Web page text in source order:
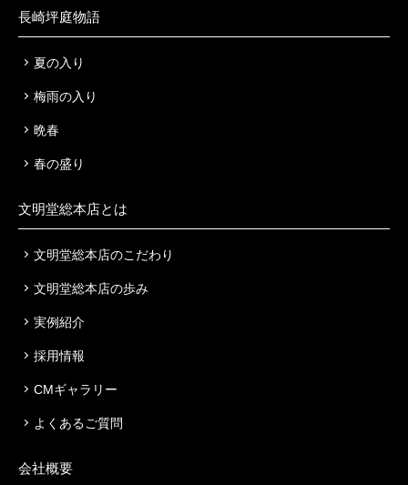
長崎坪庭物語
夏の入り
梅雨の入り
晩春
春の盛り
文明堂総本店とは
文明堂総本店のこだわり
文明堂総本店の歩み
実例紹介
採用情報
CMギャラリー
よくあるご質問
会社概要